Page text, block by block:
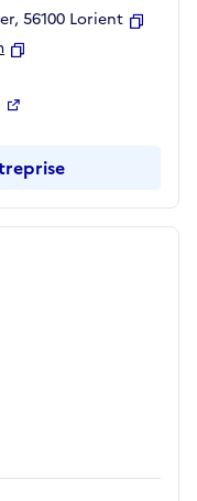
56100 Lorient